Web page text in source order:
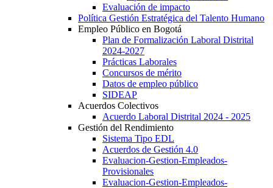
Evaluación de impacto
Política Gestión Estratégica del Talento Humano
Empleo Público en Bogotá
Plan de Formalización Laboral Distrital
2024-2027
Prácticas Laborales
Concursos de mérito
Datos de empleo público
SIDEAP
Acuerdos Colectivos
Acuerdo Laboral Distrital 2024 - 2025
Gestión del Rendimiento
Sistema Tipo EDL
Acuerdos de Gestión 4.0
Evaluacion-Gestion-Empleados-
Provisionales
Evaluacion-Gestion-Empleados-